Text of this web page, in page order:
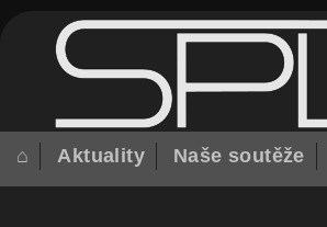
⌂ Aktuality Naše soutěže